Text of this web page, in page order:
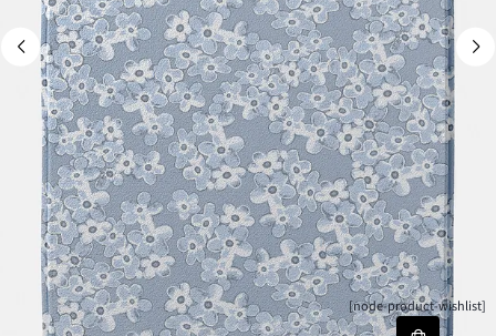
[node-product-wishlist]